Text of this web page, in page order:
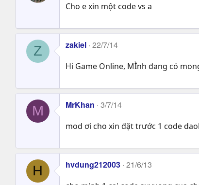
Cho e xin một code vs a
Z zakiel 22/7/14
Hi Game Online, MÌnh đang có
M MrKhan 3/7/14
mod ơi cho xin đặt trước 1 code
H hvdung212003 21/6/13